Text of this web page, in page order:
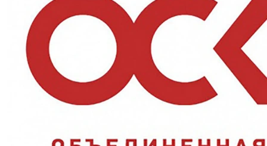
сфера обслуживания, гостиницы — везде, где сотруднице нужна
лёгкая и опрятная форма с ярким акцентом в отделке.
Ключевые преимущества
Стойкость к истиранию (Ми):
ткань дольше не протирается
на локтях и линии пояса;
Рукав 3/4:
удобен при работе руками — не мешает и не
пачкается;
Яркая отделка фуксия:выделяет сотрудницу и сочетается с